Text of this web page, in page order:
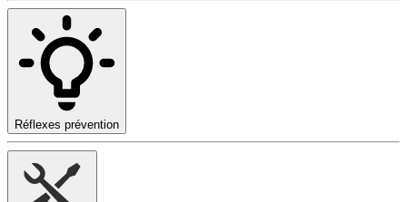
Réflexes prévention